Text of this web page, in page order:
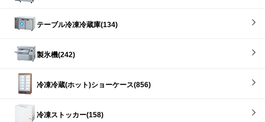
テーブル冷凍冷蔵庫(134)
製氷機(242)
冷凍冷蔵(ホット)ショーケース(856)
冷凍ストッカー(158)